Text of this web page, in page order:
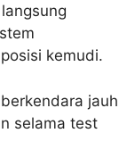
kemudi.
jauh
selama test